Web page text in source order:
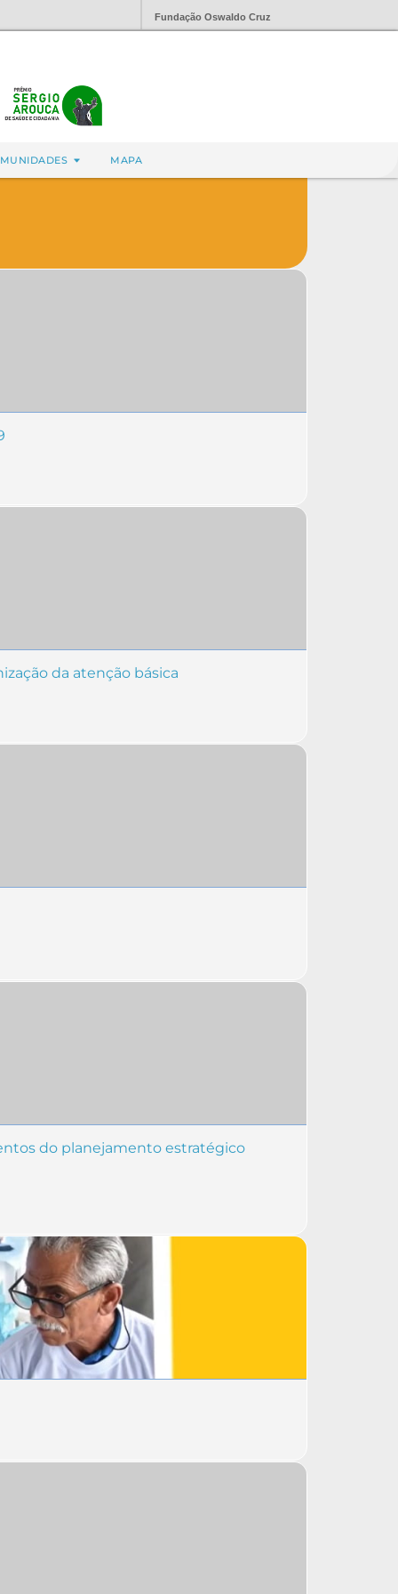
Fundação Oswaldo Cruz
MAPA
da atenção básica
do planejamento estratégico